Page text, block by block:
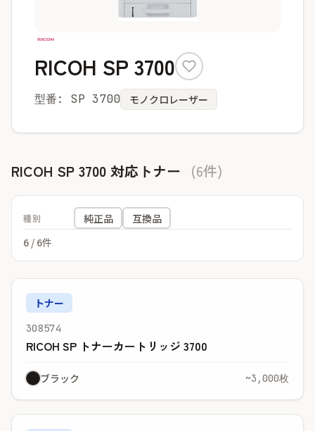
RICOH SP 3700
型番: SP 3700 モノクロレーザー
RICOH SP 3700 対応トナー (6件)
種別 純正品
互換品
6 / 6件
トナー
308574
RICOH SP トナーカートリッジ 3700
ブラック ~3,000枚